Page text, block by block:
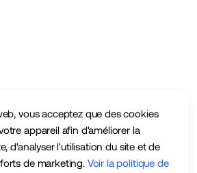
vous acceptez que des cookies
appareil afin d'améliorer la
d'analyser l'utilisation du site et de
de marketing. Voir la politique de